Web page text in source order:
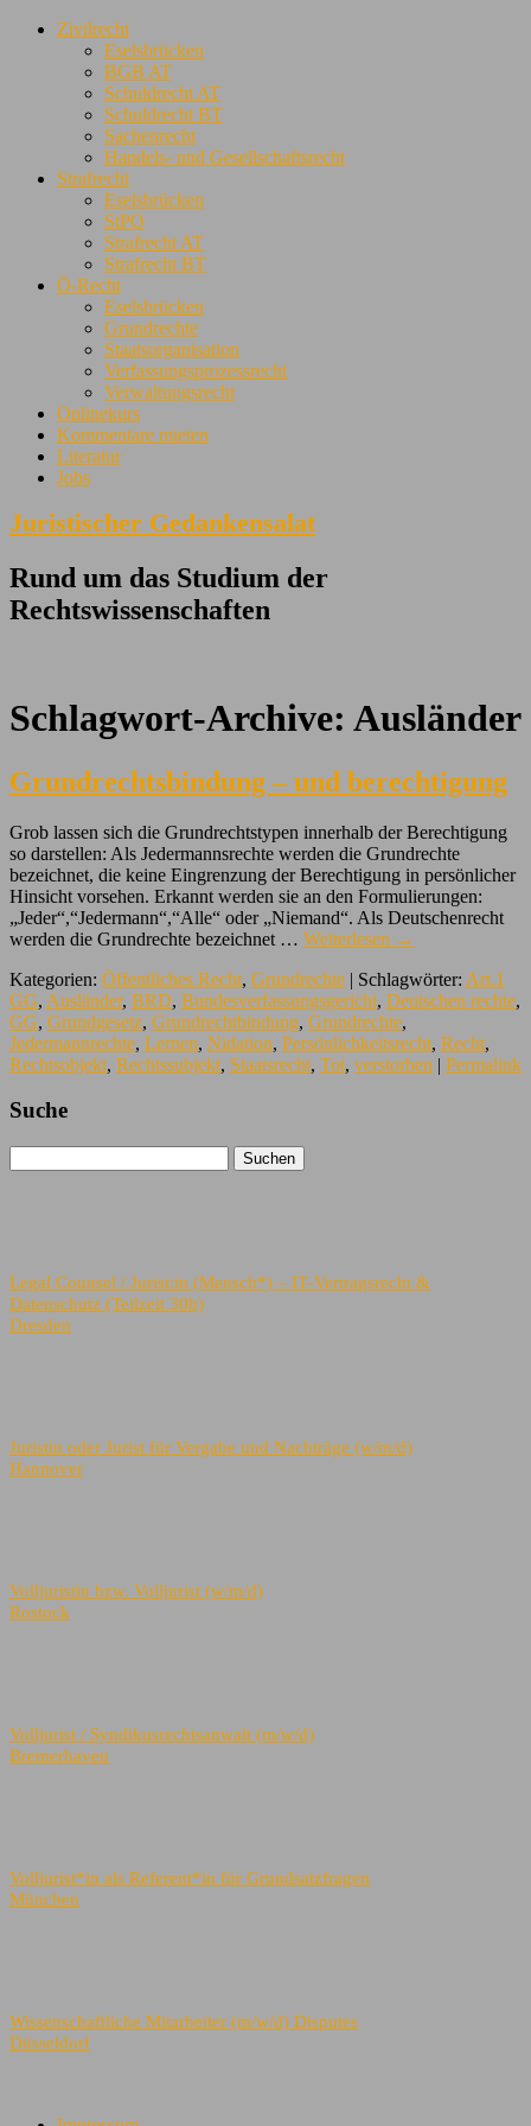
Zivilrecht
Eselsbrücken
BGB AT
Schuldrecht AT
Schuldrecht BT
Sachenrecht
Handels- und Gesellschaftsrecht
Strafrecht
Eselsbrücken
StPO
Strafrecht AT
Strafrecht BT
Ö-Recht
Eselsbrücken
Grundrechte
Staatsorganisation
Verfassungsprozessrecht
Verwaltungsrecht
Onlinekurs
Kommentare mieten
Literatur
Jobs
Juristischer Gedankensalat
Rund um das Studium der
Rechtswissenschaften
Schlagwort-Archive: Ausländer
Grundrechtsbindung – und berechtigung
Grob lassen sich die Grundrechtstypen innerhalb der Berechtigung
so darstellen: Als Jedermannsrechte werden die Grundrechte
bezeichnet, die keine Eingrenzung der Berechtigung in persönlicher
Hinsicht vorsehen. Erkannt werden sie an den Formulierungen:
„Jeder“,“Jedermann“,“Alle“ oder „Niemand“. Als Deutschenrecht
werden die Grundrechte bezeichnet … Weiterlesen →
Kategorien: Öffentliches Recht, Grundrechte | Schlagwörter: Art.1
GG, Ausländer, BRD, Bundesverfassungsgericht, Deutschen rechte,
GG, Grundgesetz, Grundrechtbindung, Grundrechte,
Jedermannrechte, Lernen, Nidation, Persönlichkeitsrecht, Recht,
Rechtsobjekt, Rechtssubjekt, Staatsrecht, Tot, verstorben | Permalink
Suche
Legal Counsel / Jurist:in (Mensch*) – IT‑Vertragsrecht &
Datenschutz (Teilzeit 30h)
Dresden
Juristin oder Jurist für Vergabe und Nachträge (w/m/d)
Hannover
Volljuristin bzw. Volljurist (w/m/d)
Rostock
Volljurist / Syndikusrechtsanwalt (m/w/d)
Bremerhaven
Volljurist*in als Referent*in für Grundsatzfragen
München
Wissenschaftliche Mitarbeiter (m/w/d) Disputes
Düsseldorf